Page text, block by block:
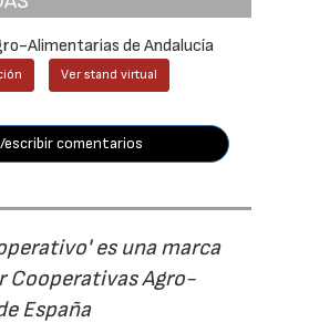
Alimentarias de Andalucía
Ver stand virtual
escribir comentarios
es una marca
Cooperativas Agro-
España